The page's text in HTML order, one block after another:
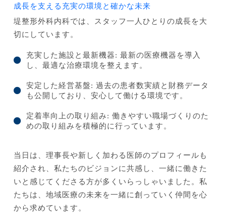
成長を支える充実の環境と確かな未来
堤整形外科内科では、スタッフ一人ひとりの成長を大
切にしています。
充実した施設と最新機器: 最新の医療機器を導入
し、最適な治療環境を整えます。
安定した経営基盤: 過去の患者数実績と財務データ
も公開しており、安心して働ける環境です。
定着率向上の取り組み: 働きやすい職場づくりのた
めの取り組みを積極的に行っています。
当日は、理事長や新しく加わる医師のプロフィールも
紹介され、私たちのビジョンに共感し、一緒に働きた
いと感じてくださる方が多くいらっしゃいました。私
たちは、地域医療の未来を一緒に創っていく仲間を心
から求めています。